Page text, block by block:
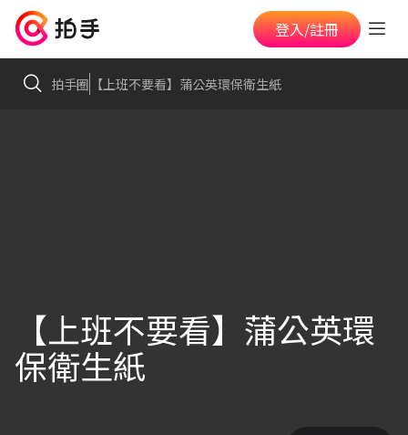
登入/註冊
拍手圈 【上班不要看】蒲公英環保衛生紙
【上班不要看】蒲公英環
保衛生紙